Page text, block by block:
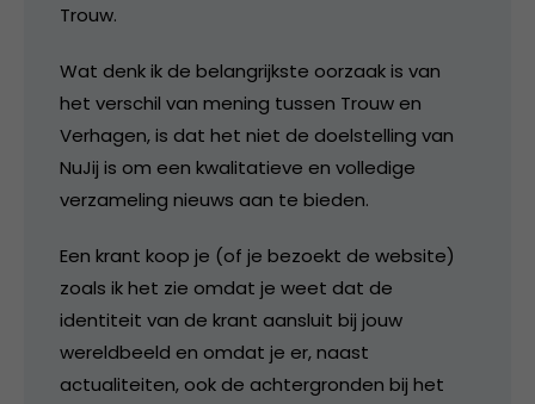
Trouw.
Wat denk ik de belangrijkste oorzaak is van
het verschil van mening tussen Trouw en
Verhagen, is dat het niet de doelstelling van
NuJij is om een kwalitatieve en volledige
verzameling nieuws aan te bieden.
Een krant koop je (of je bezoekt de website)
zoals ik het zie omdat je weet dat de
identiteit van de krant aansluit bij jouw
wereldbeeld en omdat je er, naast
actualiteiten, ook de achtergronden bij het